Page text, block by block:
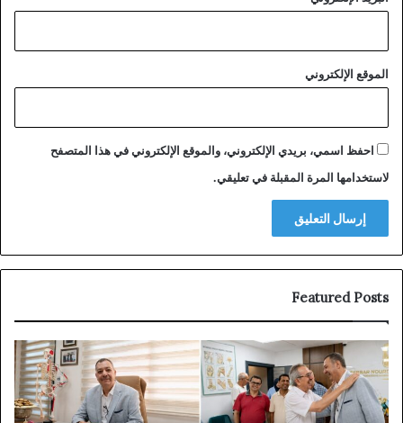
الموقع الإلكتروني
احفظ اسمي، بريدي الإلكتروني، والموقع الإلكتروني في هذا المتصفح
لاستخدامها المرة المقبلة في تعليقي.
Featured Posts
افتتاح
العيادة
الخاصة
للدكتور
في